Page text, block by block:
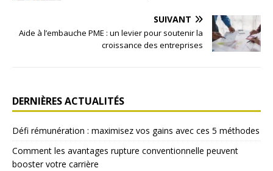
SUIVANT
Aide à l’embauche PME : un levier pour soutenir la
croissance des entreprises
DERNIÈRES ACTUALITÉS
Défi rémunération : maximisez vos gains avec ces 5 méthodes
Comment les avantages rupture conventionnelle peuvent
booster votre carrière